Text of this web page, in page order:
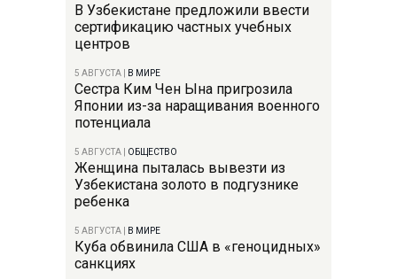
В Узбекистане предложили ввести
сертификацию частных учебных
центров
5 АВГУСТА В МИРЕ
Сестра Ким Чен Ына пригрозила
Японии из-за наращивания военного
потенциала
5 АВГУСТА ОБЩЕСТВО
Женщина пыталась вывезти из
Узбекистана золото в подгузнике
ребенка
5 АВГУСТА В МИРЕ
Куба обвинила США в «геноцидных»
санкциях